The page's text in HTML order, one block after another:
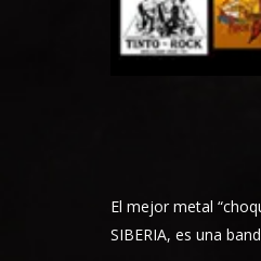
El mejor metal
SIBERIA, es una